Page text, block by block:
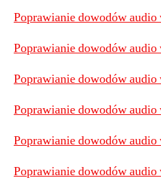
Poprawianie dowodów
Poprawianie dowodów
Poprawianie dowodów
Poprawianie dowodów audio
Poprawianie dowodów audio
Poprawianie dowodów audio